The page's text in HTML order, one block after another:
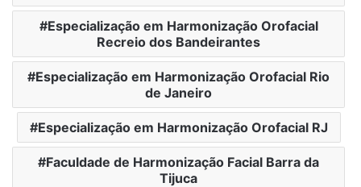
Especialização em Harmonização Orofacial
Recreio dos Bandeirantes
Especialização em Harmonização Orofacial Rio
de Janeiro
Especialização em Harmonização Orofacial RJ
Faculdade de Harmonização Facial Barra da
Tijuca